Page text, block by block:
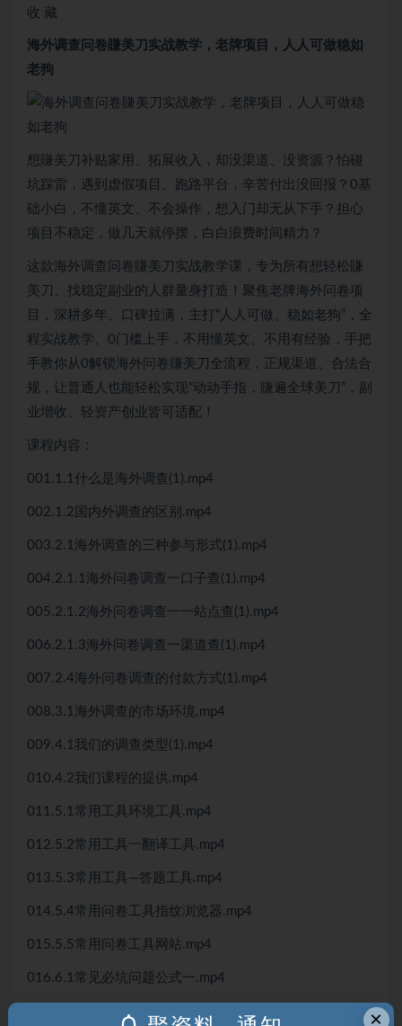
收 藏
海外调查问卷賺美刀实战教学，老牌项目，人人可做稳如
老狗
想賺美刀补贴家用、拓展收入，却没渠道、没资源？怕碰
坑踩雷，遇到虚假项目、跑路平台，辛苦付出没回报？0基
础小白，不懂英文、不会操作，想入门却无从下手？担心
项目不稳定，做几天就停摆，白白浪费时间精力？
这款海外调查问卷賺美刀实战教学课，专为所有想轻松賺
美刀、找稳定副业的人群量身打造！聚焦老牌海外问卷项
目，深耕多年、口碑拉满，主打“人人可做、稳如老狗”，全
程实战教学、0门槛上手，不用懂英文、不用有经验，手把
手教你从0解锁海外问卷賺美刀全流程，正规渠道、合法合
规，让普通人也能轻松实现“动动手指，賺遍全球美刀”，副
业增收、轻资产创业皆可适配！
课程内容：
001.1.1什么是海外调查(1).mp4
002.1.2国内外调查的区别.mp4
003.2.1海外调查的三种参与形式(1).mp4
004.2.1.1海外问卷调查一口子查(1).mp4
005.2.1.2海外问卷调查一一站点查(1).mp4
006.2.1.3海外问卷调查一渠道查(1).mp4
007.2.4海外问卷调查的付款方式(1).mp4
008.3.1海外调查的市场环境.mp4
009.4.1我们的调查类型(1).mp4
010.4.2我们课程的提供.mp4
011.5.1常用工具环境工具.mp4
012.5.2常用工具一翻译工具.mp4
013.5.3常用工具—答题工具.mp4
014.5.4常用问卷工具指纹浏览器.mp4
015.5.5常用问卷工具网站.mp4
016.6.1常见必坑问题公式一.mp4
×